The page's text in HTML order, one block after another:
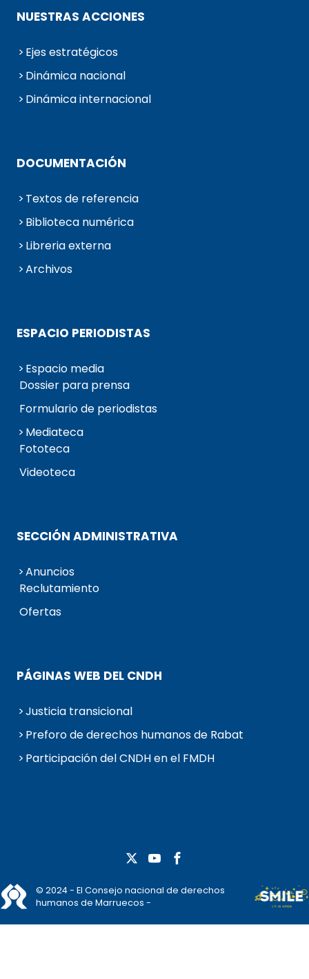
NUESTRAS ACCIONES
Ejes estratégicos
Dinámica nacional
Dinámica internacional
DOCUMENTACIÓN
Textos de referencia
Biblioteca numérica
Libreria externa
Archivos
ESPACIO PERIODISTAS
Espacio media
Dossier para prensa
Formulario de periodistas
Mediateca
Fototeca
Videoteca
SECCIÓN ADMINISTRATIVA
Anuncios
Reclutamiento
Ofertas
PÁGINAS WEB DEL CNDH
Justicia transicional
Preforo de derechos humanos de Rabat
Participación del CNDH en el FMDH
© 2024 - El Consejo nacional de derechos
humanos de Marruecos -